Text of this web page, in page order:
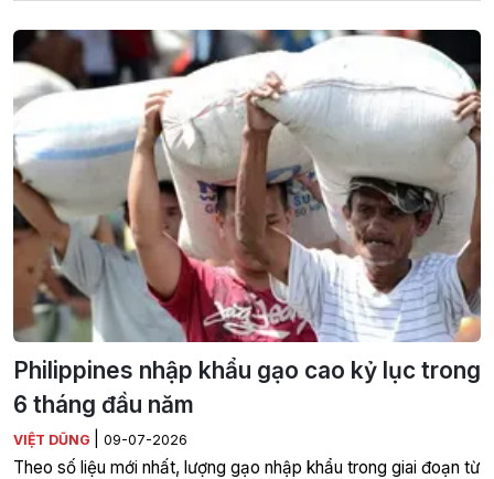
Philippines nhập khẩu gạo cao kỷ lục trong
6 tháng đầu năm
VIỆT DŨNG 09-07-2026
Theo số liệu mới nhất, lượng gạo nhập khẩu trong giai đoạn từ